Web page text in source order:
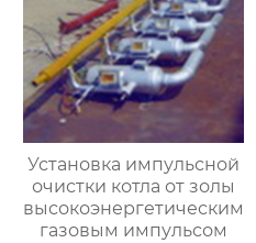
Установка импульсной
очистки котла от золы
высокоэнергетическим
газовым импульсом